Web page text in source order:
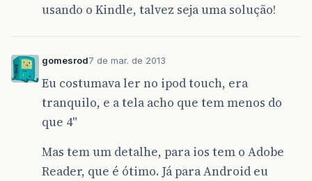
usando o Kindle, talvez seja uma solução!
gomesrod7 de mar. de 2013
Eu costumava ler no ipod touch, era
tranquilo, e a tela acho que tem menos do
que 4"
Mas tem um detalhe, para ios tem o Adobe
Reader, que é ótimo. Já para Android eu